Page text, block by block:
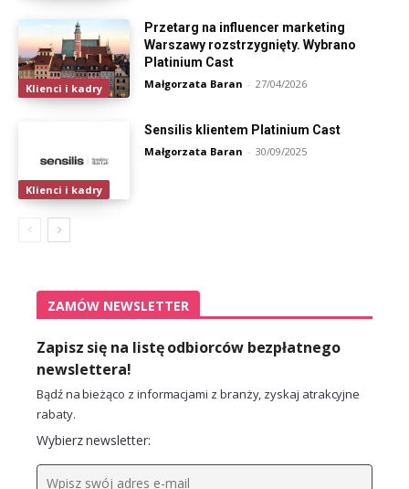
Klienci i kadry
Przetarg na influencer marketing
Warszawy rozstrzygnięty. Wybrano
Platinium Cast
Małgorzata Baran - 27/04/2026
Klienci i kadry
Sensilis klientem Platinium Cast
Małgorzata Baran - 30/09/2025
ZAMÓW NEWSLETTER
Zapisz się na listę odbiorców bezpłatnego
newslettera!
Bądź na bieżąco z informacjami z branży, zyskaj atrakcyjne
rabaty.
Wybierz newsletter: